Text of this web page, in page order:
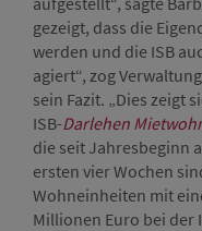
gezeigt, dass die
werden und die ISB
agiert“, zog
sein Fazit. „Dies zeigt
ISB-Darlehen
die seit Jahresbeginn
ersten vier Wochen
Wohneinheiten mit
Millionen Euro bei der